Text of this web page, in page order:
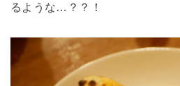
るような…？？！